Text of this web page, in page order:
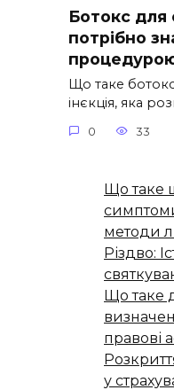
Ботокс для
потрібно
Що таке
інєкція, яка
0 33
Що таке
методи
Різдво:
Що таке
правові
у